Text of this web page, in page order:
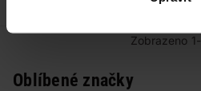
Zobrazeno
Oblíbené značky